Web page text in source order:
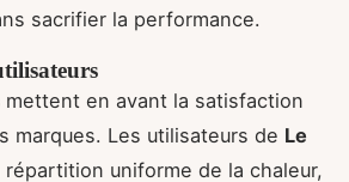
sacrifier la performance.
mettent en avant la satisfaction
marques. Les utilisateurs de Le
répartition uniforme de la chaleur,